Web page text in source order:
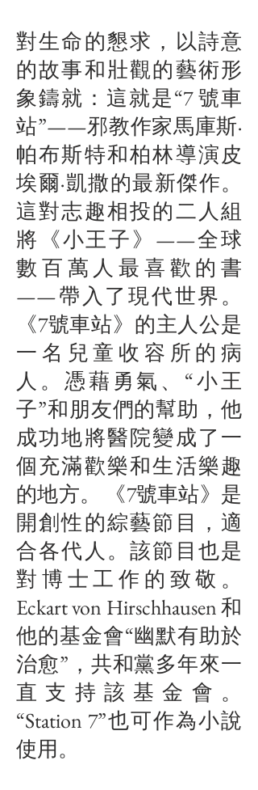
對生命的懇求，以詩意
的故事和壯觀的藝術形
象鑄就：這就是“7 號車
站”——邪教作家馬庫斯·
帕布斯特和柏林導演皮
埃爾·凱撒的最新傑作。
這對志趣相投的二人組
將《小王子》——全球
數百萬人最喜歡的書
——帶入了現代世界。
《7號車站》的主人公是
一名兒童收容所的病
人。憑藉勇氣、“小王
子”和朋友們的幫助，他
成功地將醫院變成了一
個充滿歡樂和生活樂趣
的地方。 《7號車站》是
開創性的綜藝節目，適
合各代人。該節目也是
對博士工作的致敬。
Eckart von Hirschhausen 和
他的基金會“幽默有助於
治愈”，共和黨多年來一
直支持該基金會。
“Station 7”也可作為小說
使用。